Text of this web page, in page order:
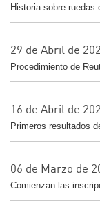
Historia sobre ruedas
29 de Abril de
Procedimiento de
16 de Abril de
Primeros resultados
06 de Marzo de
Comienzan las